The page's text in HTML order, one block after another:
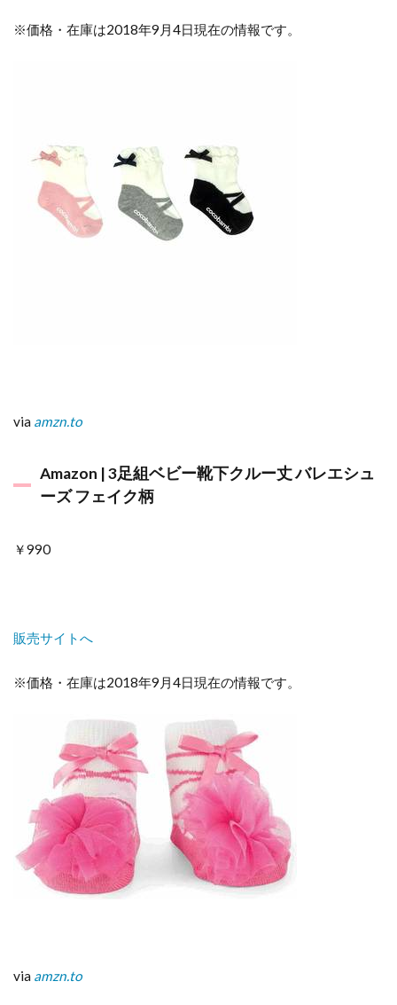
※価格・在庫は2018年9月4日現在の情報です。
via amzn.to
Amazon | 3足組ベビー靴下クルー丈 バレエシュ
ーズ フェイク柄
￥990
販売サイトへ
※価格・在庫は2018年9月4日現在の情報です。
via amzn.to